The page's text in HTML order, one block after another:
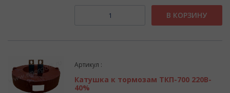
В КОРЗИНУ
Артикул :
Катушка к тормозам ТКП-700 220В-
40%